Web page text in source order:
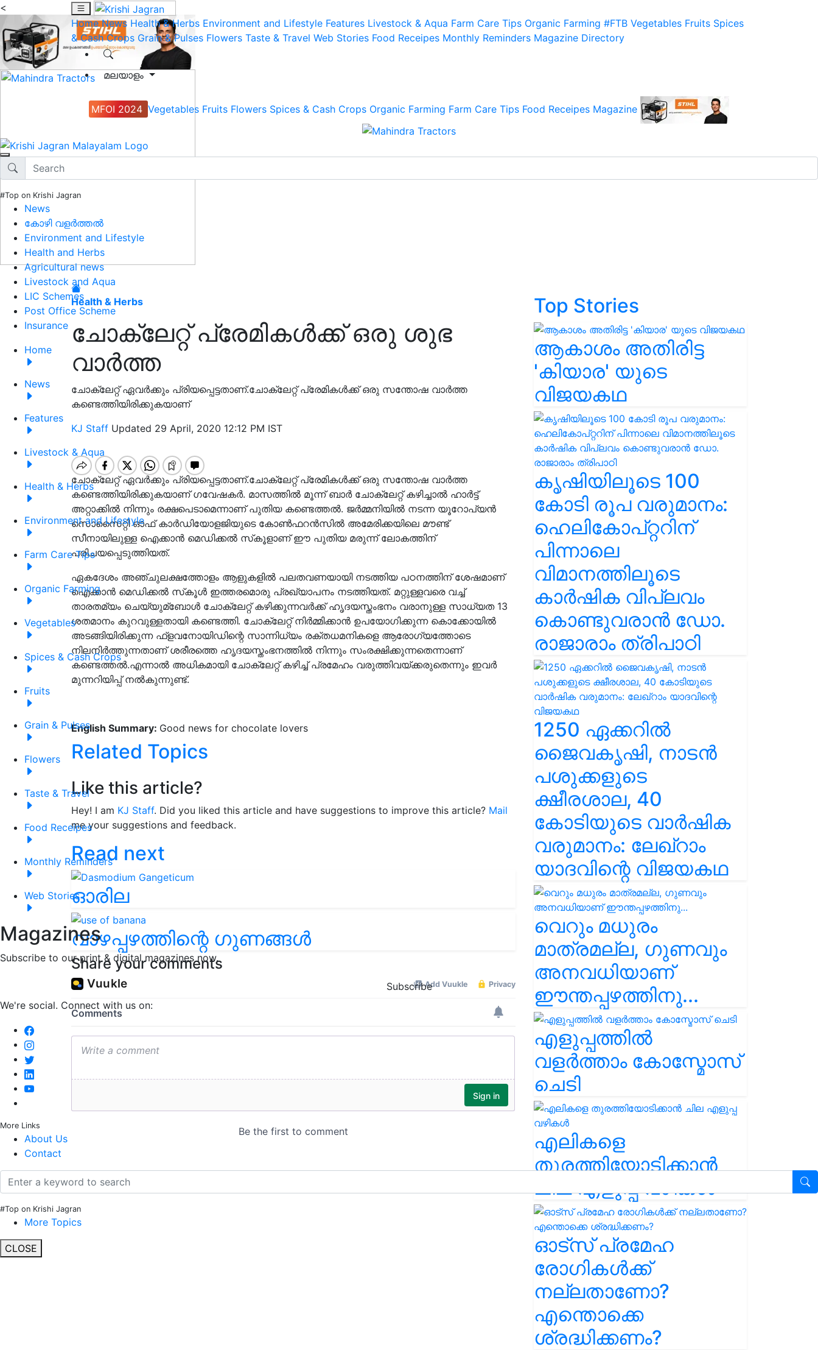
<
Home News Health & Herbs Environment and Lifestyle Features Livestock & Aqua Farm Care Tips Organic Farming #FTB Vegetables Fruits Spices
& Cash Crops Grain & Pulses Flowers Taste & Travel Web Stories Food Receipes Monthly Reminders Magazine Directory
മലയാളം
MFOI 2024 Vegetables Fruits Flowers Spices & Cash Crops Organic Farming Farm Care Tips Food Receipes Magazine
#Top on Krishi Jagran
News
കോഴി വളർത്തൽ
Environment and Lifestyle
Health and Herbs
Agricultural news
Livestock and Aqua
LIC Schemes
Post Office Scheme
Insurance
Home
News
Features
Livestock & Aqua
Health & Herbs
Environment and Lifestyle
Farm Care Tips
Organic Farming
Vegetables
Spices & Cash Crops
Fruits
Grain & Pulses
Flowers
Taste & Travel
Food Receipes
Monthly Reminders
Web Stories
Magazines
Subscribe to our print & digital magazines now.
Subscribe
We're social. Connect with us on:
More Links
About Us
Contact
#Top on Krishi Jagran
More Topics
CLOSE
Health & Herbs
ചോക്ലേറ്റ് പ്രേമികൾക്ക് ഒരു ശുഭ
വാർത്ത
ചോക്ലേറ്റ് ഏവർക്കും പ്രിയപ്പെട്ടതാണ്.ചോക്ലേറ്റ് പ്രേമികൾക്ക് ഒരു സന്തോഷ വാർത്ത
കണ്ടെത്തിയിരിക്കുകയാണ്
KJ Staff Updated 29 April, 2020 12:12 PM IST
ചോക്ലേറ്റ് ഏവർക്കും പ്രിയപ്പെട്ടതാണ്.ചോക്ലേറ്റ് പ്രേമികൾക്ക് ഒരു സന്തോഷ വാർത്ത
കണ്ടെത്തിയിരിക്കുകയാണ് ഗവേഷകർ. മാസത്തില്‍ മൂന്ന് ബാര്‍ ചോക്ലേറ്റ് കഴിച്ചാൽ ഹാര്‍ട്ട്
അറ്റാക്കില്‍ നിന്നും രക്ഷപെടാമെന്നാണ് പുതിയ കണ്ടെത്തല്‍. ജര്‍മ്മനിയില്‍ നടന്ന യൂറോപ്യന്‍
സൊസൈറ്റി ഓഫ് കാര്‍ഡിയോളജിയുടെ കോണ്‍ഫറന്‍സില്‍ അമേരിക്കയിലെ മൗണ്ട്
സീനായിലുള്ള ഐക്കാന്‍ മെഡിക്കല്‍ സ്‌കൂളാണ് ഈ പുതിയ മരുന്ന് ലോകത്തിന്
പരിചയപ്പെടുത്തിയത്.
ഏകദേശം അഞ്ചുലക്ഷത്തോളം ആളുകളില്‍ പലതവണയായി നടത്തിയ പഠനത്തിന് ശേഷമാണ്
ഐക്കാന്‍ മെഡിക്കല്‍ സ്‌കൂള്‍ ഇത്തരമൊരു പ്രഖ്യാപനം നടത്തിയത്. മറ്റുള്ളവരെ വച്ച്‌
താരതമ്യം ചെയ്യുമ്ബോള്‍ ചോക്ലേറ്റ് കഴിക്കുന്നവര്‍ക്ക് ഹൃദയസ്തംഭനം വരാനുള്ള സാധ്യത 13
ശതമാനം കുറവുള്ളതായി കണ്ടെത്തി. ചോക്ലേറ്റ് നിര്‍മ്മിക്കാന്‍ ഉപയോഗിക്കുന്ന കൊക്കോയില്‍
അടങ്ങിയിരിക്കുന്ന ഫ്‌ളവനോയിഡിന്റെ സാന്നിധ്യം രക്തധമനികളെ ആരോഗ്യത്തോടെ
നിലനിര്‍ത്തുന്നതാണ് ശരീരത്തെ ഹൃദയസ്തംഭനത്തില്‍ നിന്നും സംരക്ഷിക്കുന്നതെന്നാണ്
കണ്ടെത്തല്‍.എന്നാല്‍ അധികമായി ചോക്ലേറ്റ് കഴിച്ച്‌ പ്രമേഹം വരുത്തിവയ്ക്കരുതെന്നും ഇവര്‍
മുന്നറിയിപ്പ് നല്‍കുന്നുണ്ട്.
English Summary: Good news for chocolate lovers
Related Topics
Like this article?
Hey! I am KJ Staff. Did you liked this article and have suggestions to improve this article? Mail
me your suggestions and feedback.
Read next
ഓരില
വാഴപ്പഴത്തിന്റെ ഗുണങ്ങൾ
Share your comments
Top Stories
ആകാശം അതിരിട്ട
'കിയാര' യുടെ
വിജയകഥ
കൃഷിയിലൂടെ 100
കോടി രൂപ വരുമാനം:
ഹെലികോപ്റ്ററിന്
പിന്നാലെ
വിമാനത്തിലൂടെ
കാർഷിക വിപ്ലവം
കൊണ്ടുവരാൻ ഡോ.
രാജാരാം ത്രിപാഠി
1250 ഏക്കറിൽ
ജൈവകൃഷി, നാടൻ
പശുക്കളുടെ
ക്ഷീരശാല, 40
കോടിയുടെ വാർഷിക
വരുമാനം: ലേഖ്‌റാം
യാദവിന്റെ വിജയകഥ
വെറും മധുരം
മാത്രമല്ല, ഗുണവും
അനവധിയാണ്
ഈന്തപ്പഴത്തിനു...
എളുപ്പത്തിൽ
വളർത്താം കോസ്മോസ്
ചെടി
എലികളെ
തുരത്തിയോടിക്കാൻ
ചില എളുപ്പ വഴികൾ
ഓട്സ് പ്രമേഹ
രോഗികൾക്ക്
നല്ലതാണോ?
എന്തൊക്കെ
ശ്രദ്ധിക്കണം?